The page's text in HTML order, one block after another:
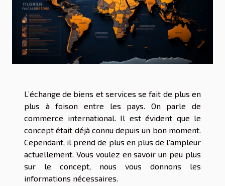
L’échange de biens et services se fait de plus en
plus à foison entre les pays. On parle de
commerce international. Il est évident que le
concept était déjà connu depuis un bon moment.
Cependant, il prend de plus en plus de l’ampleur
actuellement. Vous voulez en savoir un peu plus
sur le concept, nous vous donnons les
informations nécessaires.